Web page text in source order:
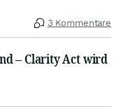
3 Kommentare
– Clarity Act wird